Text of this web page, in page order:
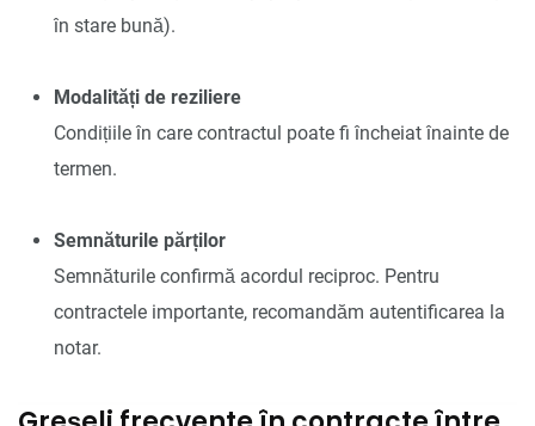
în stare bună).
Modalități de reziliere
Condițiile în care contractul poate fi încheiat înainte de
termen.
Semnăturile părților
Semnăturile confirmă acordul reciproc. Pentru
contractele importante, recomandăm autentificarea la
notar.